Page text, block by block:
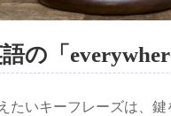
の「
たいキーフレーズは、